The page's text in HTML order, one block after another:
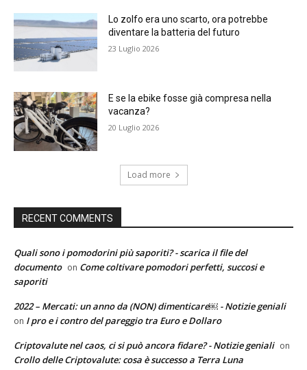
Lo zolfo era uno scarto, ora potrebbe
diventare la batteria del futuro
23 Luglio 2026
E se la ebike fosse già compresa nella
vacanza?
20 Luglio 2026
Load more
RECENT COMMENTS
Quali sono i pomodorini più saporiti? - scarica il file del
documento on Come coltivare pomodori perfetti, succosi e
saporiti
2022 – Mercati: un anno da (NON) dimenticare￼ - Notizie geniali
on I pro e i contro del pareggio tra Euro e Dollaro
Criptovalute nel caos, ci si può ancora fidare? - Notizie geniali on
Crollo delle Criptovalute: cosa è successo a Terra Luna